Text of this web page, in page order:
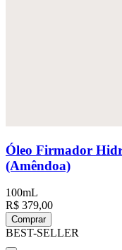
Óleo Firmador
(Amêndoa)
100mL
R$ 379,00
Comprar
BEST-SELLER